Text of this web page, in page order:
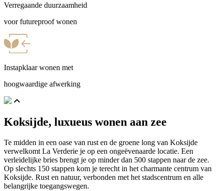
Verregaande duurzaamheid
voor futureproof wonen
Instapklaar wonen met
hoogwaardige afwerking
Koksijde, luxueus wonen aan zee
Te midden in een oase van rust en de groene long van Koksijde
verwelkomt La Verderie je op een ongeëvenaarde locatie. Een
verleidelijke bries brengt je op minder dan 500 stappen naar de zee.
Op slechts 150 stappen kom je terecht in het charmante centrum van
Koksijde. Rust en natuur, verbonden met het stadscentrum en alle
belangrijke toegangswegen.